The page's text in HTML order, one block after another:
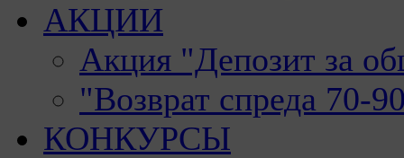
АКЦИИ
Акция "Депозит за
"Возврат спреда 70-
КОНКУРСЫ